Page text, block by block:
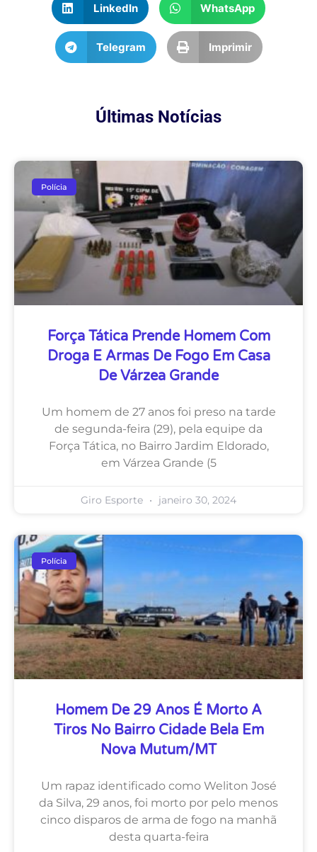
LinkedIn WhatsApp
Telegram Imprimir
Últimas Notícias
Polícia
Força Tática Prende Homem Com
Droga E Armas De Fogo Em Casa
De Várzea Grande
Um homem de 27 anos foi preso na tarde
de segunda-feira (29), pela equipe da
Força Tática, no Bairro Jardim Eldorado,
em Várzea Grande (5
Giro Esporte janeiro 30, 2024
Polícia
Homem De 29 Anos É Morto A
Tiros No Bairro Cidade Bela Em
Nova Mutum/MT
Um rapaz identificado como Weliton José
da Silva, 29 anos, foi morto por pelo menos
cinco disparos de arma de fogo na manhã
desta quarta-feira